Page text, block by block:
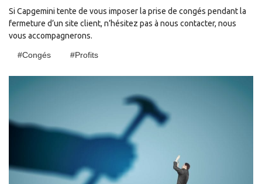
Si Capgemini tente de vous imposer la prise de congés pendant la
fermeture d’un site client, n’hésitez pas à nous contacter, nous
vous accompagnerons.
#congés #profits